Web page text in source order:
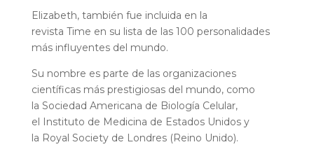
Elizabeth, también fue incluida en la
revista Time en su lista de las 100 personalidades
más influyentes del mundo.
Su nombre es parte de las organizaciones
científicas más prestigiosas del mundo, como
la Sociedad Americana de Biología Celular,
el Instituto de Medicina de Estados Unidos y
la Royal Society de Londres (Reino Unido).